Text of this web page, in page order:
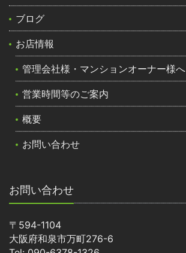
ブログ
お店情報
管理会社様・マンションオーナー様へ
営業時間等のご案内
概要
お問い合わせ
お問い合わせ
〒594-1104
大阪府和泉市万町276-6